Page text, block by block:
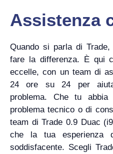
Assistenza
Quando si parla di
fare la differenza. È qui
eccelle, con un team di
24 ore su 24 per
problema. Che tu
problema tecnico o di
team di Trade 0.9 Duac
che la tua esperienza
soddisfacente. Scegli